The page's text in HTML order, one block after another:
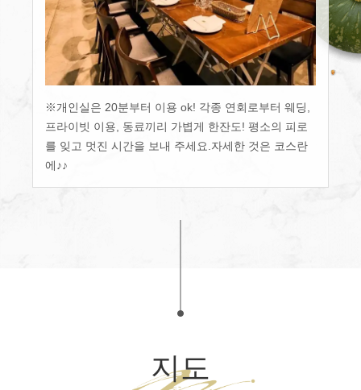
※개인실은 20분부터 이용 ok! 각종 연회로부터 웨딩,
프라이빗 이용, 동료끼리 가볍게 한잔도! 평소의 피로
를 잊고 멋진 시간을 보내 주세요.자세한 것은 코스란
에♪♪
지도